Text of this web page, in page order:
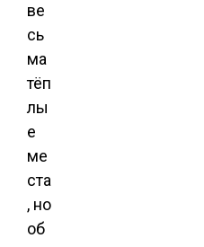
ве
сь
ма
тёп
лы
е
ме
ста
, но
об